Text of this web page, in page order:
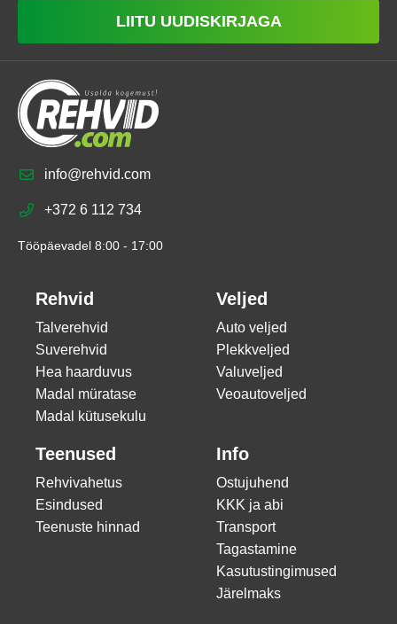
LIITU UUDISKIRJAGA
info@rehvid.com
+372 6 112 734
Tööpäevadel 8:00 - 17:00
Rehvid
Talverehvid
Suverehvid
Hea haarduvus
Madal müratase
Madal kütusekulu
Veljed
Auto veljed
Plekkveljed
Valuveljed
Veoautoveljed
Teenused
Rehvivahetus
Esindused
Teenuste hinnad
Info
Ostujuhend
KKK ja abi
Transport
Tagastamine
Kasutustingimused
Järelmaks